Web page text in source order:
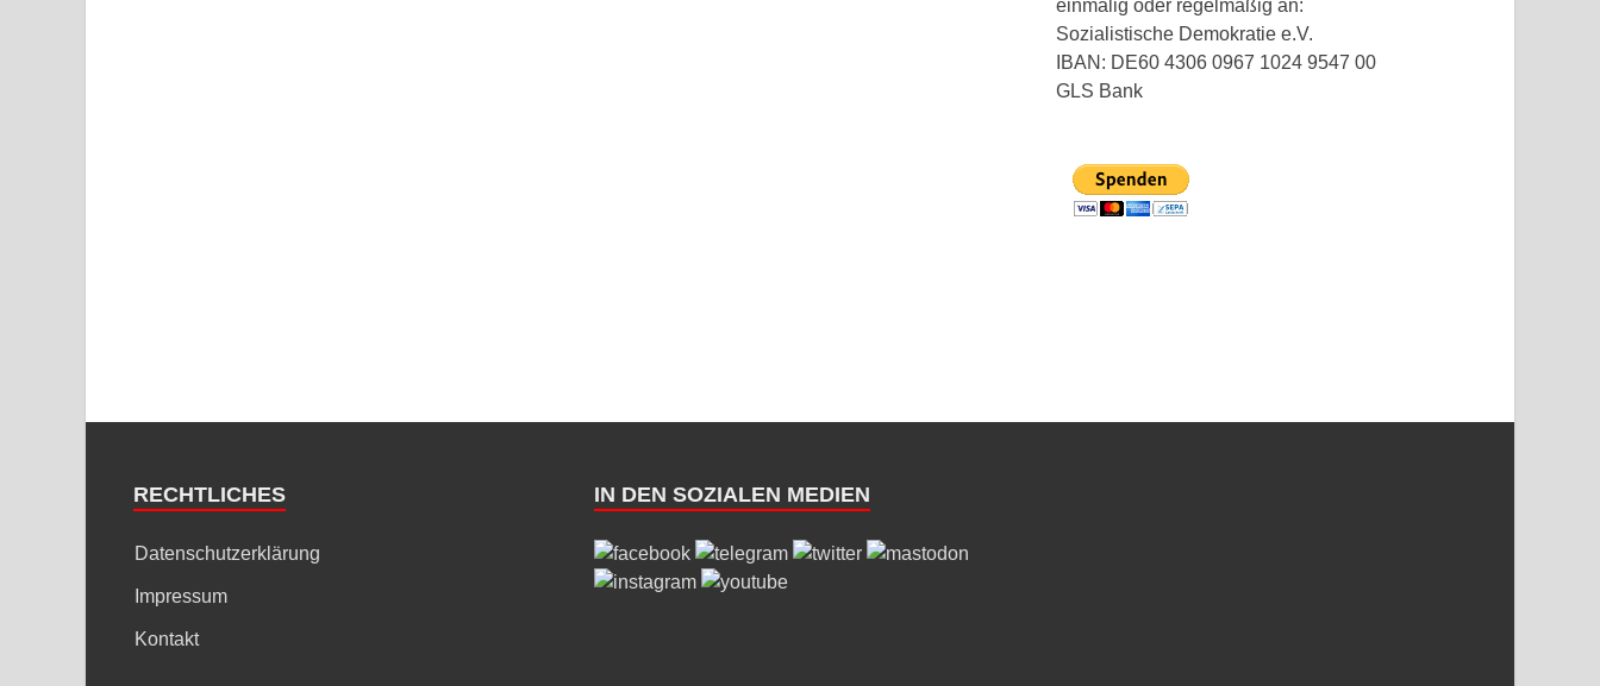
einmalig oder regelmäßig an:
Sozialistische Demokratie e.V.
IBAN: DE60 4306 0967 1024 9547 00
GLS Bank
RECHTLICHES
Datenschutzerklärung
Impressum
Kontakt
IN DEN SOZIALEN MEDIEN